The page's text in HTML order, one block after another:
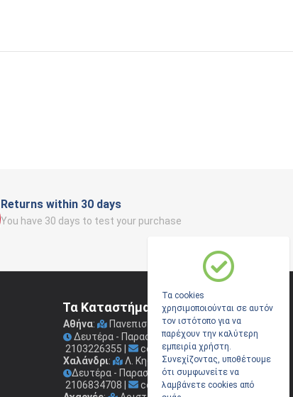
Returns within 30 days
You have 30 days to test your purchase
Τα Καταστήματα μας
Αθήνα: Πανεπιστημίου 41(Στοά Νικολούδη)
Δευτέρα - Παρασκευή: 09.00 - 17.00
2103226355
coconis1@coconis.gr
Χαλάνδρι:
Λ. Κηφισίας 264
Δευτέρα - Παρασκευή: 09.00 - 17.00
2106834708
coconis2@coconis.gr
Τα cookies
χρησιμοποιούνται σε αυτόν
τον ιστότοπο για να
παρέχουν την καλύτερη
εμπειρία χρήστη.
Συνεχίζοντας, υποθέτουμε
ότι συμφωνείτε να
λαμβάνετε cookies από